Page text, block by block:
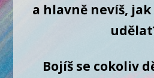
a hlavně nevíš,
Bojíš se cokoliv